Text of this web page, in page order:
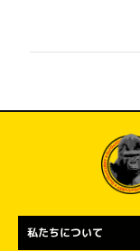
私たちについて